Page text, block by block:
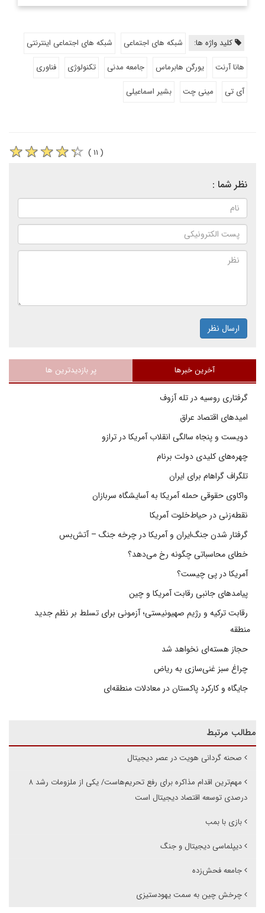
کلید واژه ها: شبکه های اجتماعی
شبکه های اجتماعی اینترنتی
هانا آرنت
یورگن هابرماس جامعه مدنی تکنولوژی
فناوری
آی تی
مینی چت بشیر اسماعیلی
( ۱۱ )
نظر شما :
ارسال نظر
آخرین خبرها پر بازدیدترین ها
گرفتاری روسیه در تله آزوف
امیدهای اقتصاد عراق
دویست و پنجاه سالگی انقلاب آمریکا در ترازو
چهره‌های کلیدی دولت برنام
تلگراف گراهام برای ایران
واکاوی حقوقی حمله آمریکا به آسایشگاه سربازان
نقطه‌زنی در حیاط‌خلوت آمریکا
گرفتار شدن جنگ‌ایران و آمریکا در چرخه جنگ – آتش‌بس
خطای محاسباتی چگونه رخ می‌دهد؟
آمریکا در پی چیست؟
پیامدهای جانبی رقابت آمریکا و چین
رقابت ترکیه و رژیم صهیونیستی؛ آزمونی برای تسلط بر نظم جدید
منطقه
حجاز هسته‌ای نخواهد شد
چراغ سبز غنی‌سازی به ریاض
جایگاه و کارکرد پاکستان در معادلات منطقه‌ای
مطالب مرتبط
صحنه گردانی هویت در عصر دیجیتال
مهم‌ترین اقدام مذاکره برای رفع تحریم‌هاست/ یکی از ملزومات رشد ۸
درصدی توسعه اقتصاد دیجیتال است
بازی با بمب
دیپلماسی دیجیتال و جنگ
جامعه فحش‌زده
چرخش چین به سمت یهودستیزی